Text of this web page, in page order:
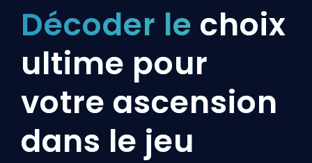
Décoder le choix
ultime pour
votre ascension
dans le jeu